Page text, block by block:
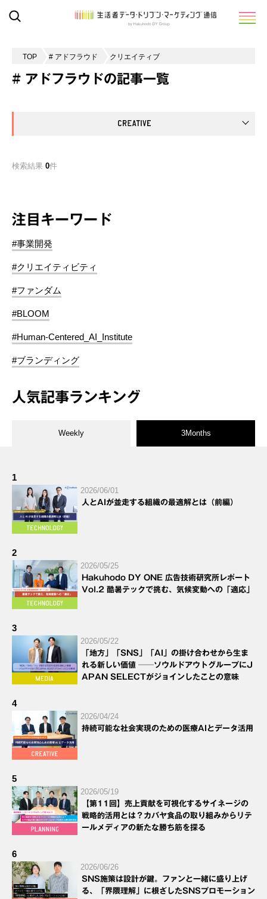
TOP # アドフラウド クリエイティブ
# アドフラウドの記事一覧
検索結果 0件
注目キーワード
#事業開発
#クリエイティビティ
#ファンダム
#BLOOM
#Human-Centered_AI_Institute
#ブランディング
人気記事ランキング
Weekly 3Months
1
2026/06/01
人とAIが並走する組織の最適解とは（前編）
2
2026/05/25
Hakuhodo DY ONE 広告技術研究所レポート
Vol.2 酷暑テックで挑む、気候変動への「適応」
3
2026/05/22
「地方」「SNS」「AI」の掛け合わせから生ま
れる新しい価値 ──ソウルドアウトグループにJ
APAN SELECTがジョインしたことの意味
4
2026/04/24
持続可能な社会実現のための医療AIとデータ活用
5
2026/05/19
【第11回】売上貢献を可視化するサイネージの
戦略的活用とは？カバヤ食品の取り組みからリテ
ールメディアの新たな勝ち筋を探る
6
2026/06/26
SNS施策は設計が鍵。ファンと一緒に盛り上げ
る、「界隈理解」に根ざしたSNSプロモーション